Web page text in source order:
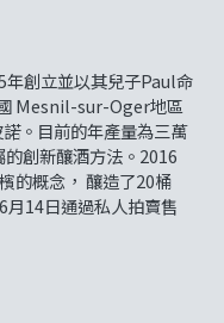
創立並以其兒子Paul命
Mesnil-sur-Oger地區
。目前的年產量為三萬
創新釀酒方法。2016
的概念， 釀造了20桶
14日通過私人拍賣售